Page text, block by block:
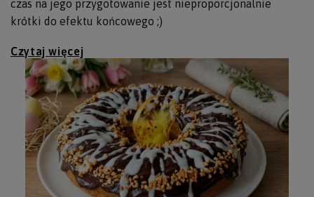
czas na jego przygotowanie jest nieproporcjonalnie
krótki do efektu końcowego ;)
Czytaj więcej